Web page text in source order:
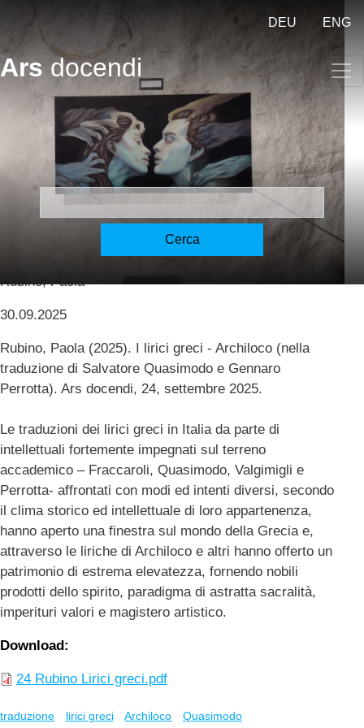
Cerca
DEU ENG
Ars docendi
I lirici greci – Griechische
Lyriker in italienischer
Übersetzung - Archilochus
and Quasimodo [Rubino]
Rubino, Paola
30.09.2025
Rubino, Paola (2025). I lirici greci - Archiloco (nella
traduzione di Salvatore Quasimodo e Gennaro
Perrotta). Ars docendi, 24, settembre 2025.
Le traduzioni dei lirici greci in Italia da parte di
intellettuali fortemente impegnati sul terreno
accademico – Fraccaroli, Quasimodo, Valgimigli e
Perrotta- affrontati con modi ed intenti diversi, secondo
il clima storico ed intellettuale di loro appartenenza,
hanno aperto una finestra sul mondo della Grecia e,
attraverso le liriche di Archiloco e altri hanno offerto un
patrimonio di estrema elevatezza, fornendo nobili
prodotti dello spirito, paradigma di astratta sacralità,
imperituri valori e magistero artistico.
Download
24 Rubino Lirici greci.pdf
traduzione lirici greci Archiloco Quasimodo